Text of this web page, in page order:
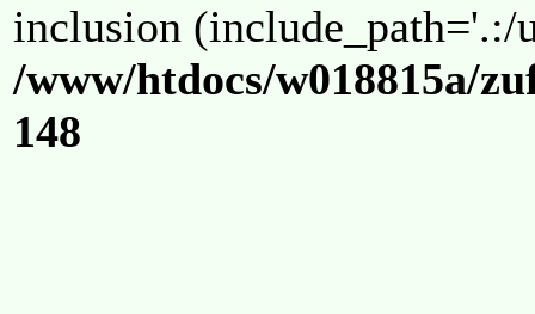
inclusion (include_path='.:/
/www/htdocs/w018815a/
148